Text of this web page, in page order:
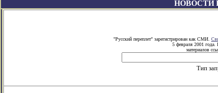
НОВОСТИ
"Русский переплет" зарегистрирован как СМИ.
5 февраля 2001 года.
материалов
Тип